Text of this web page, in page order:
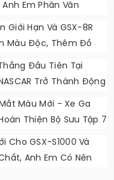
Em Phân Vân
Giới Hạn Và GSX-8R
Màu Độc, Thêm Đồ
Đầu Tiên Tại
Trở Thành Động
Màu Mới - Xe Ga
Thiện Bộ Sưu Tập 7
Cho GSX-S1000 Và
Anh Em Có Nên